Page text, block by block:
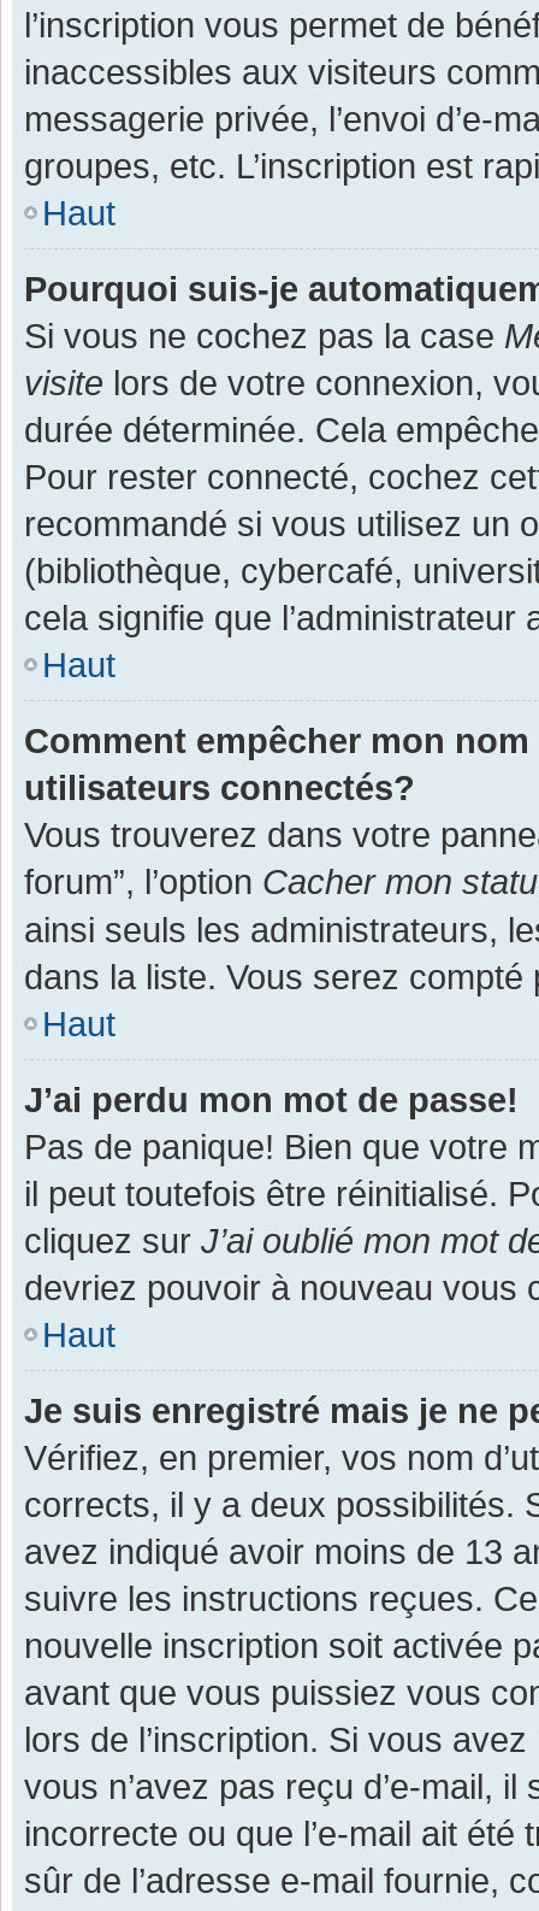
l’inscription vous permet de
inaccessibles aux visiteurs
messagerie privée, l’envoi d’e-
groupes, etc. L’inscription est
Haut
Pourquoi suis-je
Si vous ne cochez pas la case
visite lors de votre connexion,
durée déterminée. Cela
Pour rester connecté, cochez
recommandé si vous utilisez un
(bibliothèque, cybercafé,
cela signifie que
Haut
Comment empêcher mon
utilisateurs connectés?
Vous trouverez dans votre
forum”, l’option Cacher mon
ainsi seuls les administrateurs,
dans la liste. Vous serez
Haut
J’ai perdu mon mot de passe!
Pas de panique! Bien que votre
il peut toutefois être réinitialisé.
cliquez sur J’ai oublié mon mot
devriez pouvoir à nouveau vous
Haut
Je suis enregistré mais je ne
Vérifiez, en premier, vos nom
corrects, il y a deux possibilités.
avez indiqué avoir moins de 13
suivre les instructions reçues.
nouvelle inscription soit activée
avant que vous puissiez vous
lors de l’inscription. Si vous
vous n’avez pas reçu d’e-mail,
incorrecte ou que l’e-mail ait
sûr de l’adresse e-mail fournie,